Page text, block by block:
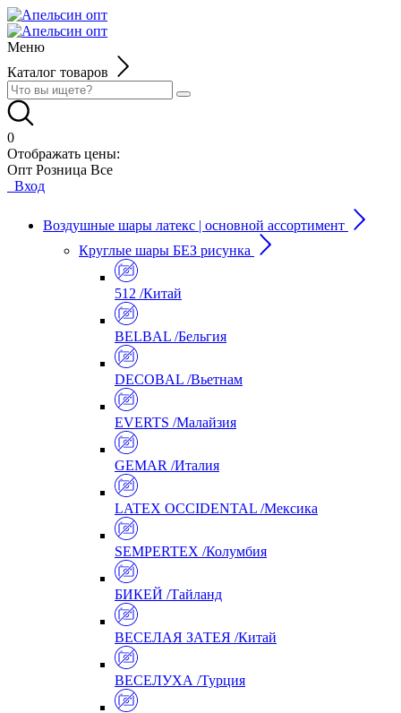
Меню
Каталог товаров
0
Отображать цены:
Опт Розница Все
Вход
Воздушные шары латекс | основной ассортимент
Круглые шары БЕЗ рисунка
512 /Китай
BELBAL /Бельгия
DECOBAL /Вьетнам
EVERTS /Малайзия
GEMAR /Италия
LATEX OCCIDENTAL /Мексика
SEMPERTEX /Колумбия
БИКЕЙ /Тайланд
ВЕСЕЛАЯ ЗАТЕЯ /Китай
ВЕСЕЛУХА /Турция